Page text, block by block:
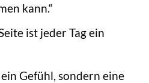
kann.“
ist jeder Tag ein
Gefühl, sondern eine